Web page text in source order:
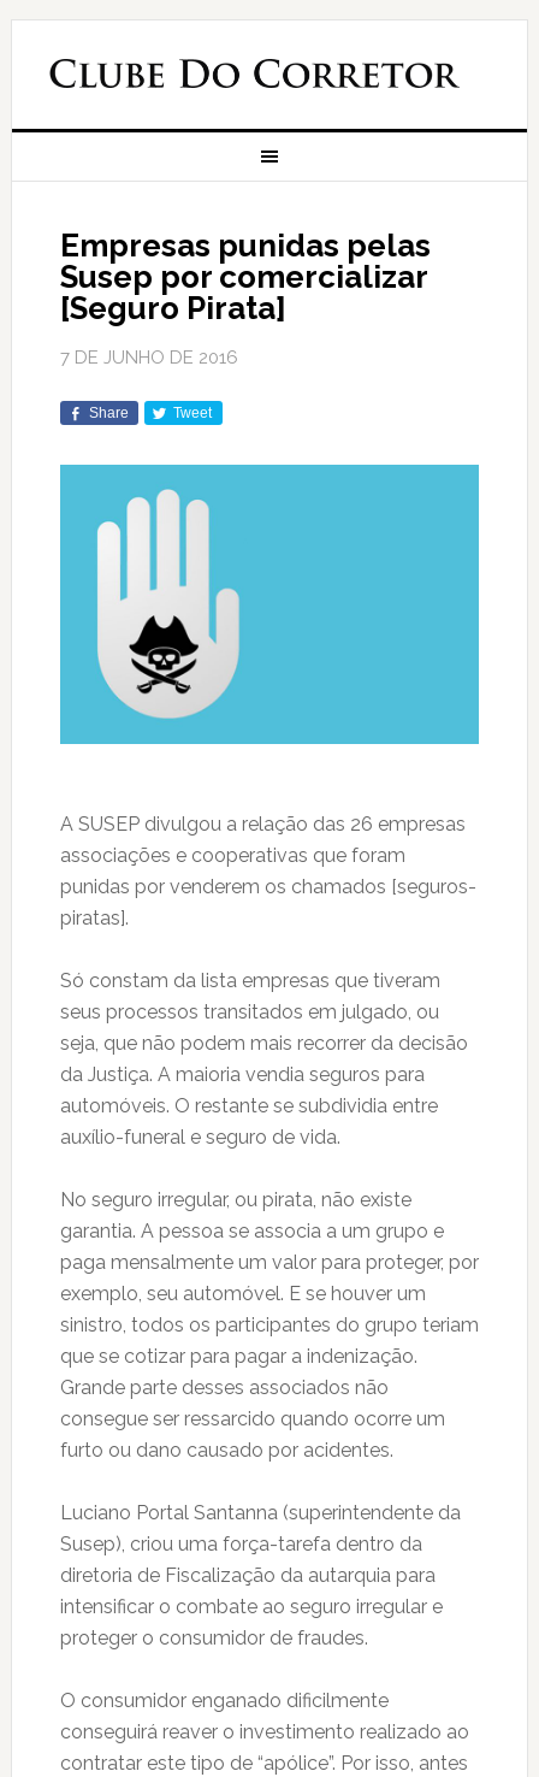
Empresas punidas pelas
Susep por comercializar
[Seguro Pirata]
7 DE JUNHO DE 2016
Share Tweet
A SUSEP divulgou a relação das 26 empresas
associações e cooperativas que foram
punidas por venderem os chamados [seguros-
piratas].
Só constam da lista empresas que tiveram
seus processos transitados em julgado, ou
seja, que não podem mais recorrer da decisão
da Justiça. A maioria vendia seguros para
automóveis. O restante se subdividia entre
auxílio-funeral e seguro de vida.
No seguro irregular, ou pirata, não existe
garantia. A pessoa se associa a um grupo e
paga mensalmente um valor para proteger, por
exemplo, seu automóvel. E se houver um
sinistro, todos os participantes do grupo teriam
que se cotizar para pagar a indenização.
Grande parte desses associados não
consegue ser ressarcido quando ocorre um
furto ou dano causado por acidentes.
Luciano Portal Santanna (superintendente da
Susep), criou uma força-tarefa dentro da
diretoria de Fiscalização da autarquia para
intensificar o combate ao seguro irregular e
proteger o consumidor de fraudes.
O consumidor enganado dificilmente
conseguirá reaver o investimento realizado ao
contratar este tipo de “apólice”. Por isso, antes